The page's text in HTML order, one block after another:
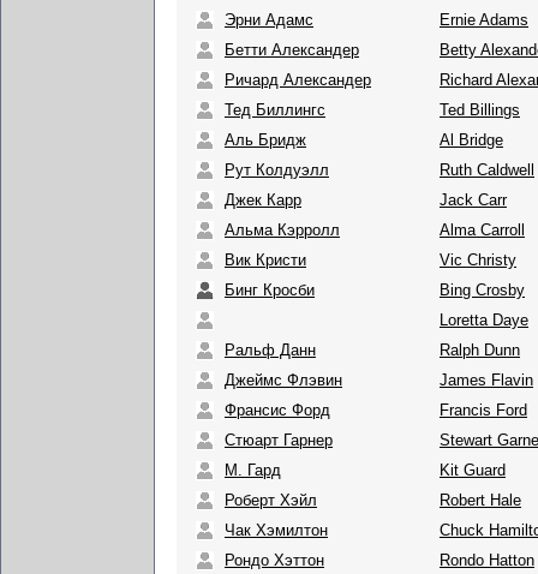
Эрни Адамс
Ernie Adams
Бетти Александер
Betty
Ричард Александер
Richard
Тед Биллингс
Ted Billings
Аль Бридж
Al Bridge
Рут Колдуэлл
Ruth Caldwell
Джек Карр
Jack Carr
Альма Кэрролл
Alma Carroll
Вик Кристи
Vic Christy
Бинг Кросби
Bing Crosby
Loretta Daye
Ральф Данн
Ralph Dunn
Джеймс Флэвин
James Flavin
Франсис Форд
Francis Ford
Стюарт Гарнер
Stewart
М. Гард
Kit Guard
Роберт Хэйл
Robert Hale
Чак Хэмилтон
Chuck
Рондо Хэттон
Rondo Hatton